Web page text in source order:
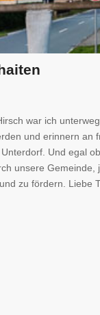
war ich
und erinnern an
Und egal
unsere
zu fördern. Liebe